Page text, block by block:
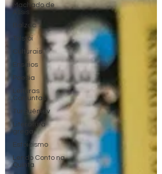
Machado de
Assis
Balzac
Tolstói
Culturais
Ensaios
Poesia
Leituras
Conjuntas
Turguêniev
Literatura
grega
Estoicismo
Lendo Conto na
Quinta